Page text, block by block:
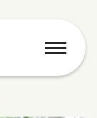
menu